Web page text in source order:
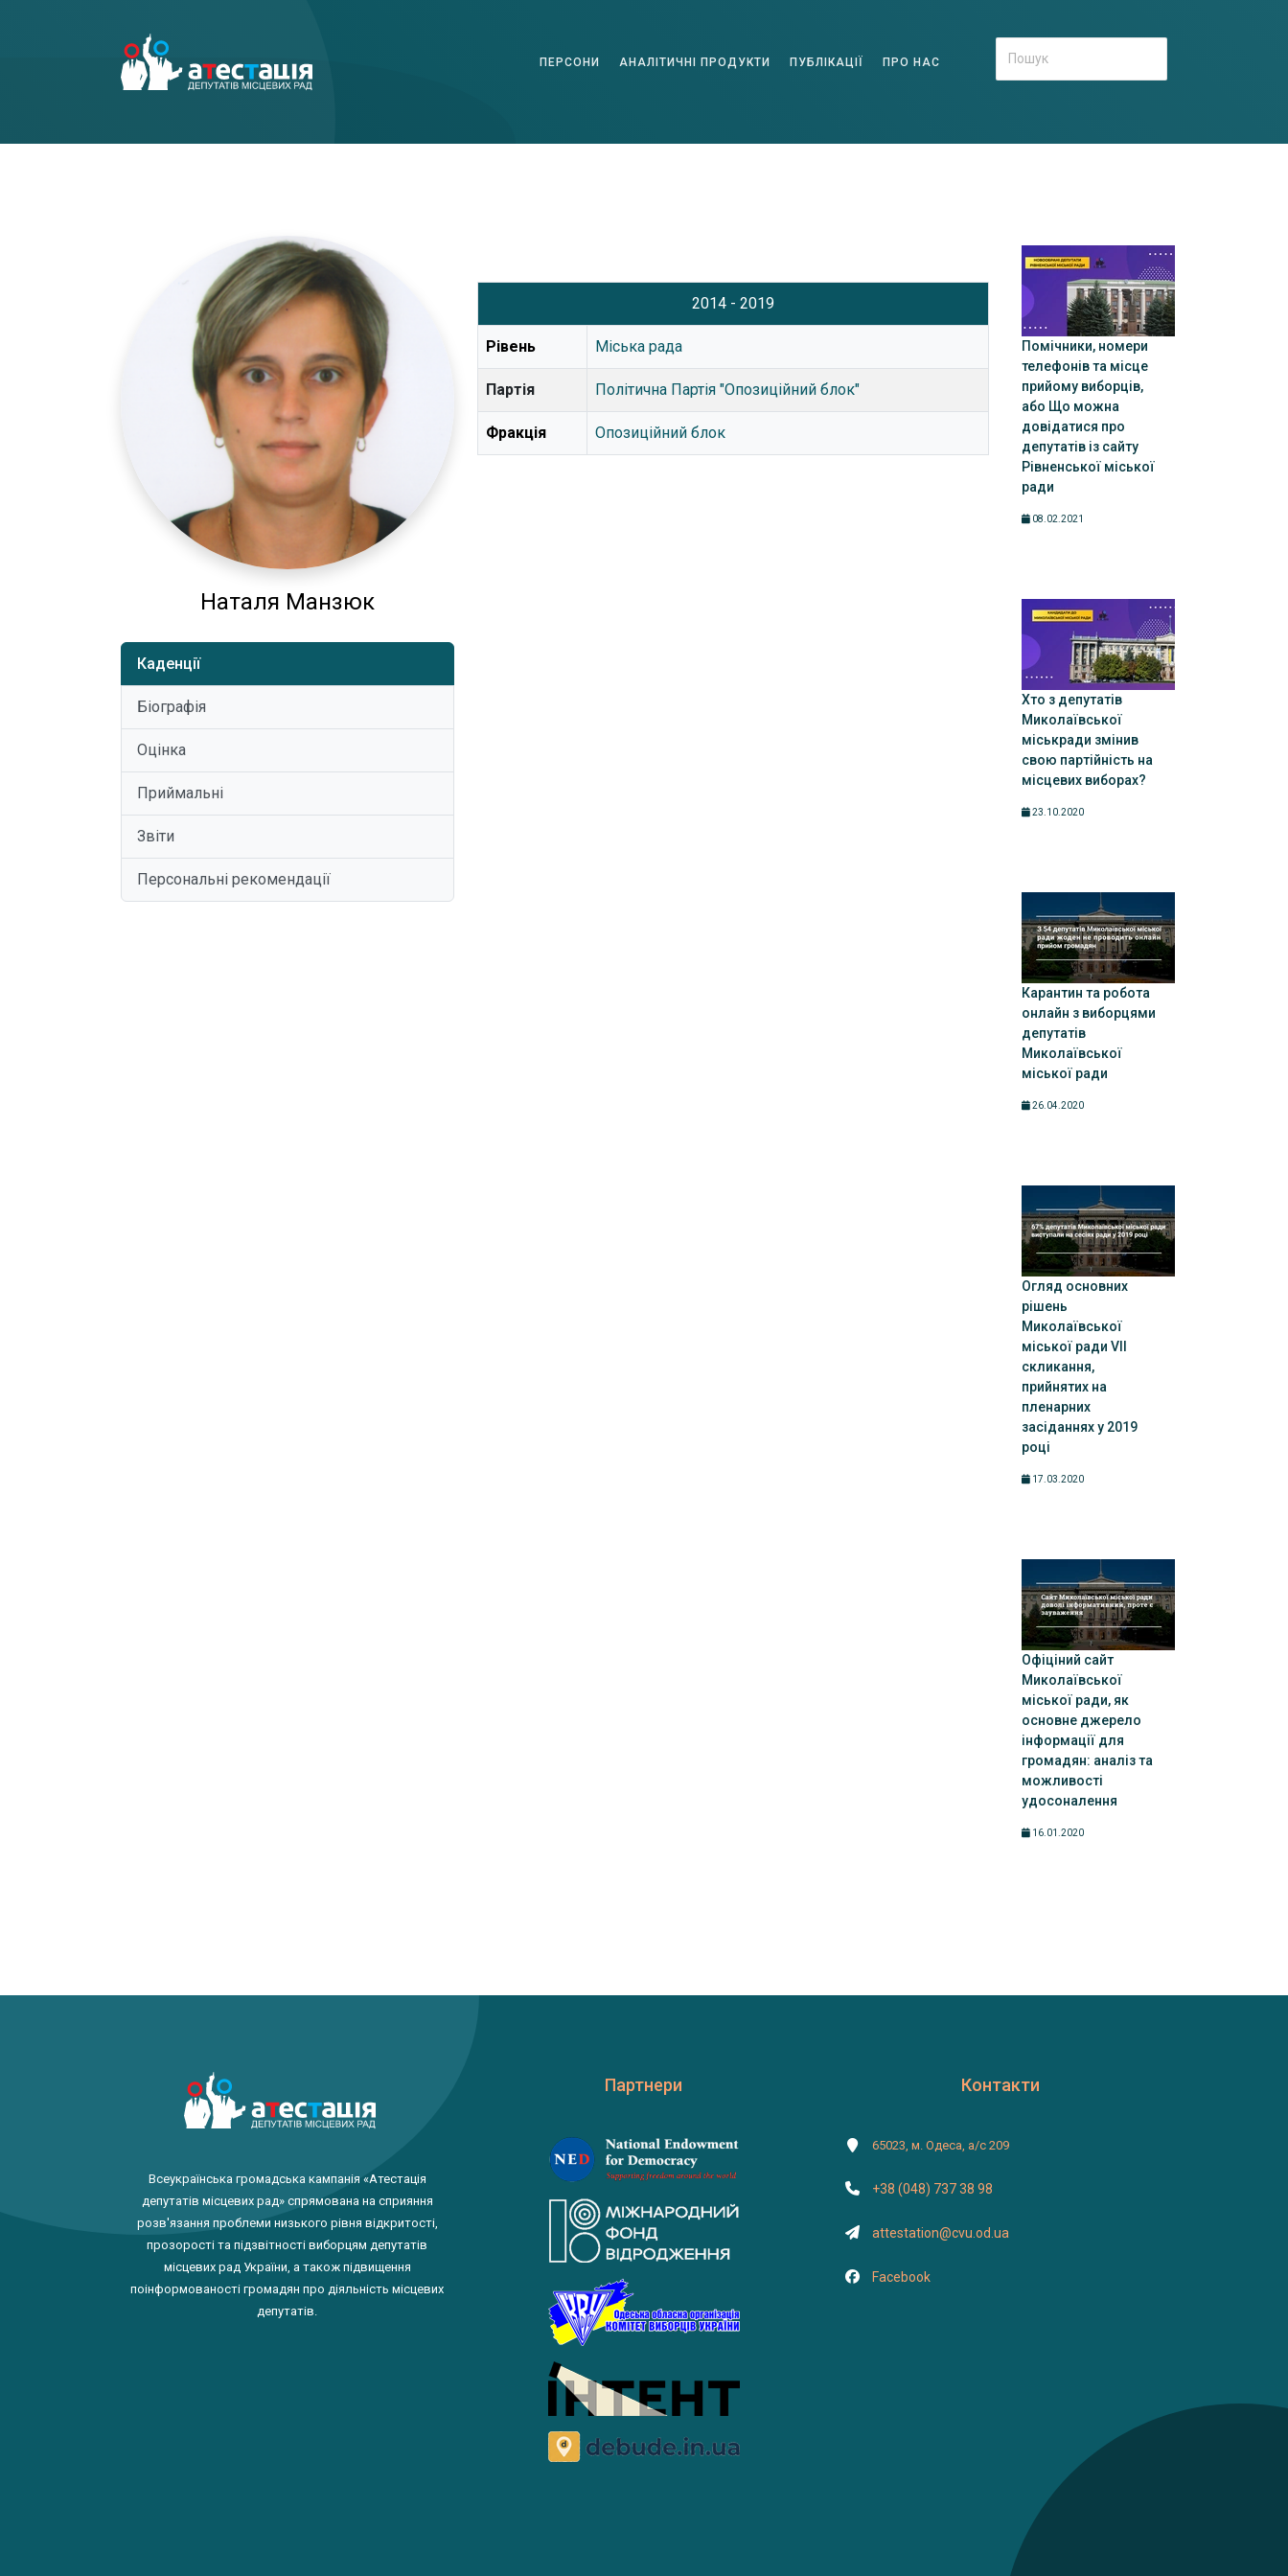
ПЕРСОНИ АНАЛІТИЧНІ ПРОДУКТИ ПУБЛІКАЦІЇ ПРО НАС
Наталя Манзюк
Каденції
Біографія
Оцінка
Приймальні
Звіти
Персональні рекомендації
2014 - 2019
Рівень Міська рада
Партія Політична Партія "Опозиційний блок"
Фракція Опозиційний блок
Помічники, номери
телефонів та місце
прийому виборців,
або Що можна
довідатися про
депутатів із сайту
Рівненської міської
ради
08.02.2021
Хто з депутатів
Миколаївської
міськради змінив
свою партійність на
місцевих виборах?
23.10.2020
Карантин та робота
онлайн з виборцями
депутатів
Миколаївської
міської ради
26.04.2020
Огляд основних
рішень
Миколаївської
міської ради VII
скликання,
прийнятих на
пленарних
засіданнях у 2019
році
17.03.2020
Офіціний сайт
Миколаївської
міської ради, як
основне джерело
інформації для
громадян: аналіз та
можливості
удосоналення
16.01.2020
Всеукраїнська громадська кампанія «Атестація
депутатів місцевих рад» спрямована на сприяння
розв'язання проблеми низького рівня відкритості,
прозорості та підзвітності виборцям депутатів
місцевих рад України, а також підвищення
поінформованості громадян про діяльність місцевих
депутатів.
Партнери Контакти
65023, м. Одеса, а/с 209
+38 (048) 737 38 98
attestation@cvu.od.ua
Facebook